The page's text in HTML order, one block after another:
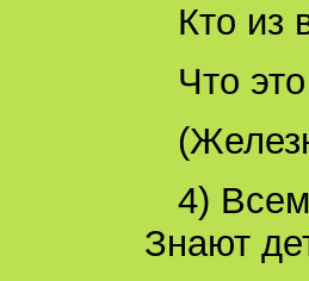
Кто из
Что
4)
Знают